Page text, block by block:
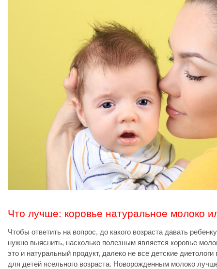
Что лучше: коровье натуральное молоко
Чтобы ответить на вопрос, до какого возраста давать
нужно выяснить, насколько полезным является коровье
это и натуральный продукт, далеко не все детские
для детей ясельного возраста. Новорожденным молоко